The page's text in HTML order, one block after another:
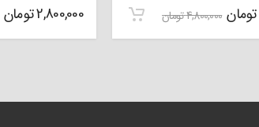
تومان 4,800,000تومان 2,800,000تومان